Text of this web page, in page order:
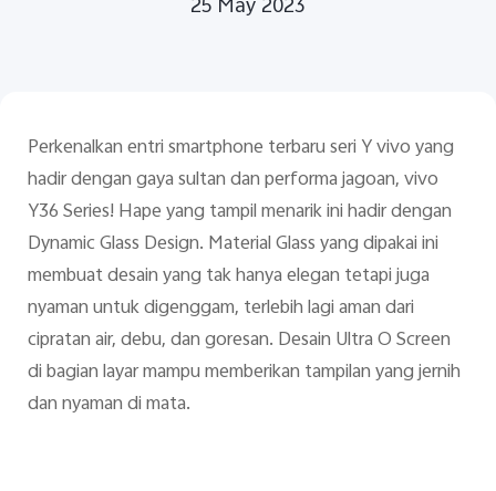
Indonesia | Pilih negara/wilayah
25 May 2023
Perkenalkan entri smartphone terbaru seri Y vivo yang
hadir dengan gaya sultan dan performa jagoan, vivo
Y36 Series! Hape yang tampil menarik ini hadir dengan
Dynamic Glass Design. Material Glass yang dipakai ini
membuat desain yang tak hanya elegan tetapi juga
nyaman untuk digenggam, terlebih lagi aman dari
cipratan air, debu, dan goresan. Desain Ultra O Screen
di bagian layar mampu memberikan tampilan yang jernih
dan nyaman di mata.